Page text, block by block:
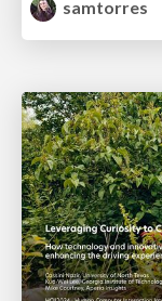
samtorres